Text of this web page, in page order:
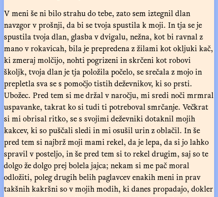
V meni še ni bilo strahu do tebe, zato sem iztegnil dlan
navzgor v prošnji, da bi se tvoja spustila k moji. In tja se je
spustila tvoja dlan, glasba v dvigalu, nežna, kot bi ravnal z
mano v rokavicah, bila je prepredena z žilami kot okljuki kač,
ki zmeraj molčijo, nohti pogrizeni in skrčeni kot robovi
školjk, tvoja dlan je tja položila počelo, se srečala z mojo in
prepletla sva se s pomočjo tistih deževnikov, ki so prsti.
Ubožec. Pred tem si me držal v naročju, mi sredi noči mrmral
uspavanke, takrat ko si tudi ti potreboval smrčanje. Večkrat
si mi obrisal ritko, se s svojimi deževniki dotaknil mojih
kakcev, ki so puščali sledi in mi osušil urin z oblačil. In še
pred tem si najbrž moji mami rekel, da je lepa, da si jo lahko
spravil v posteljo, in še pred tem si to rekel drugim, saj so te
dolgo že dolgo prej bolela jajca; nekam si me pač moral
odložiti, poleg drugih belih paglavcev enakih meni in prav
takšnih kakršni so v mojih modih, ki danes propadajo, dokler